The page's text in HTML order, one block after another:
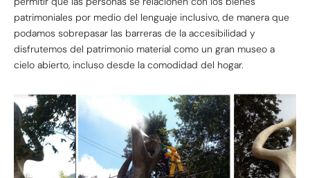
patrimoniales por medio del lenguaje inclusivo, de manera que
podamos sobrepasar las barreras de la accesibilidad y
disfrutemos del patrimonio material como un gran museo a
cielo abierto, incluso desde la comodidad del hogar.